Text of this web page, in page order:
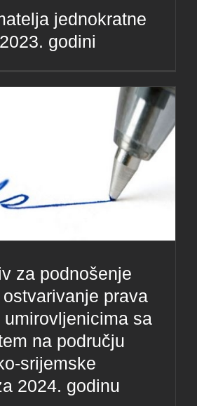
jednokratne
godini
za podnošenje
prava
umirovljenicima sa
na području
srijemske
2024. godinu